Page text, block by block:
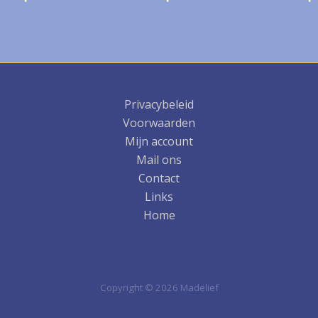
Privacybeleid
Voorwaarden
Mijn account
Mail ons
Contact
Links
Home
Copyright © 2026 Madelief